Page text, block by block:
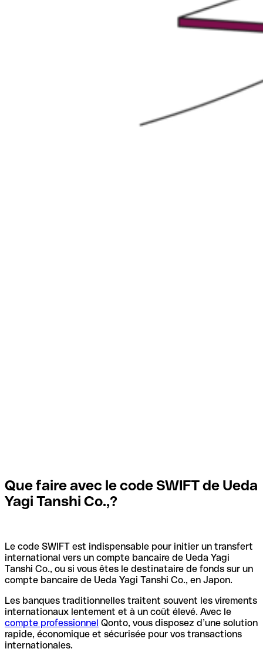
Que faire avec le code SWIFT de Ueda
Yagi Tanshi Co.,?
Le code SWIFT est indispensable pour initier un transfert
international vers un compte bancaire de Ueda Yagi
Tanshi Co., ou si vous êtes le destinataire de fonds sur un
compte bancaire de Ueda Yagi Tanshi Co., en Japon.
Les banques traditionnelles traitent souvent les virements
internationaux lentement et à un coût élevé. Avec le
compte professionnel Qonto, vous disposez d’une solution
rapide, économique et sécurisée pour vos transactions
internationales.